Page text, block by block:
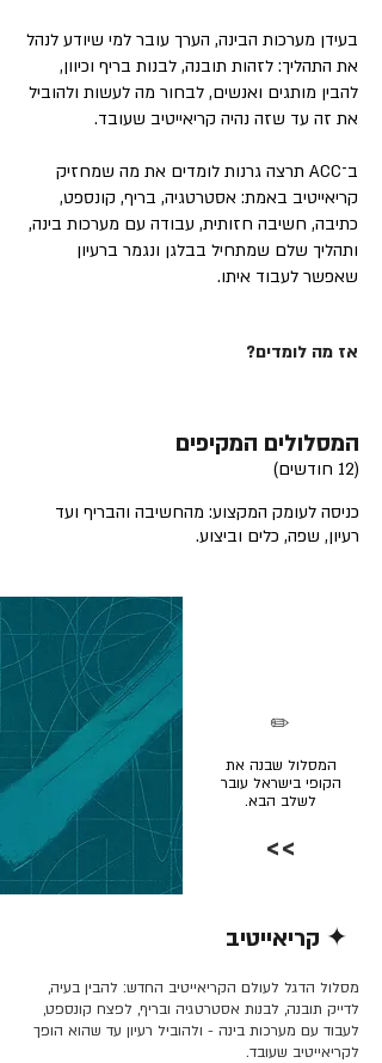
בעידן מערכות הבינה, הערך עובר למי שיודע לנהל
את התהליך: לזהות תובנה, לבנות בריף וכיוון,
להבין מותגים ואנשים, לבחור מה לעשות ולהוביל
את זה עד שזה נהיה קריאייטיב שעובד.
ב־ACC תרצה גרנות לומדים את מה שמחזיק
קריאייטיב באמת: אסטרטגיה, בריף, קונספט,
כתיבה, חשיבה חזותית, עבודה עם מערכות בינה,
ותהליך שלם שמתחיל בבלגן ונגמר ברעיון
שאפשר לעבוד איתו.
אז מה לומדים?
המסלולים המקיפים
(12 חודשים)
כניסה לעומק המקצוע: מהחשיבה והבריף ועד
רעיון, שפה, כלים וביצוע.
המסלול שבנה את
הקופי בישראל עובר
לשלב הבא.
✏️
>>
✦ קריאייטיב
מסלול הדגל לעולם הקריאייטיב החדש: להבין בעיה,
לדייק תובנה, לבנות אסטרטגיה ובריף, לפצח קונספט,
לעבוד עם מערכות בינה - ולהוביל רעיון עד שהוא הופך
לקריאייטיב שעובד.